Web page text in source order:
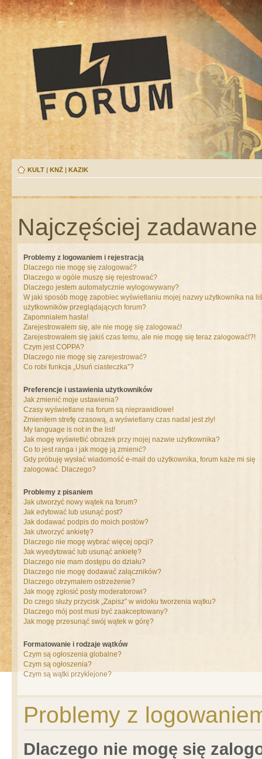
KULT | KNŻ | KAZIK
Najczęściej
Problemy z logowaniem i rejestracją
Dlaczego nie mogę się zalogować?
Dlaczego w ogóle muszę się rejestrować?
Dlaczego jestem automatycznie wylogowywany?
W jaki sposób mogę zapobiec wyświetlaniu mojej nazwy użytkownika na
użytkowników przeglądających forum?
Zapomniałem hasła!
Zarejestrowałem się, ale nie mogę się zalogować!
Zarejestrowałem się jakiś czas temu, ale nie mogę się teraz zalogować!?!
Czym jest COPPA?
Dlaczego nie mogę się zarejestrować?
Co robi funkcja „Usuń ciasteczka”?
Preferencje i ustawienia użytkowników
Jak zmienić moje ustawienia?
Czasy wyświetlane na forum są nieprawidłowe!
Zmieniłem strefę czasową, a wyświetlany czas nadal jest zły!
My language is not in the list!
Jak mogę wyświetlić obrazek przy mojej nazwie użytkownika?
Co to jest ranga i jak mogę ją zmienić?
Gdy próbuję wysłać wiadomość e-mail do użytkownika, forum każe mi się
zalogować. Dlaczego?
Problemy z pisaniem
Jak utworzyć nowy wątek na forum?
Jak edytować lub usunąć post?
Jak dodawać podpis do moich postów?
Jak utworzyć ankietę?
Dlaczego nie mogę wybrać więcej opcji?
Jak wyedytować lub usunąć ankietę?
Dlaczego nie mam dostępu do działu?
Dlaczego nie mogę dodawać załączników?
Dlaczego otrzymałem ostrzeżenie?
Jak mogę zgłosić posty moderatorowi?
Do czego służy przycisk „Zapisz” w widoku tworzenia wątku?
Dlaczego mój post musi być zaakceptowany?
Jak mogę przesunąć swój wątek w górę?
Formatowanie i rodzaje wątków
Czym są ogłoszenia globalne?
Czym są ogłoszenia?
Czym są wątki przyklejone?
Problemy z
Dlaczego nie mogę się